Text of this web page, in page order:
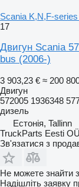
Scania K,N,F-
17
Двигун Scania
bus (2006-)
3 903,23 € ≈ 200
Двигун
572005 1936348
дизель
Естонія, Tallinn
TruckParts Eesti OÜ
Зв'язатися з
Не можете знайти
Надішліть заявку